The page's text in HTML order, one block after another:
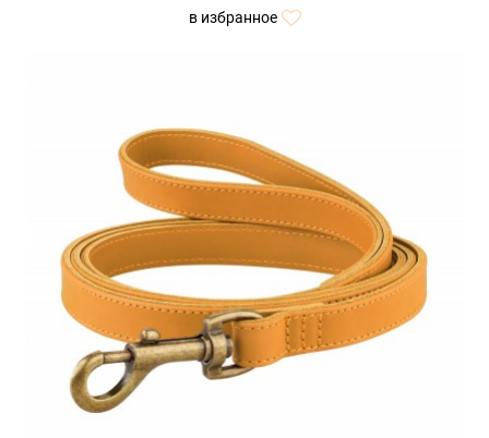
в избранное